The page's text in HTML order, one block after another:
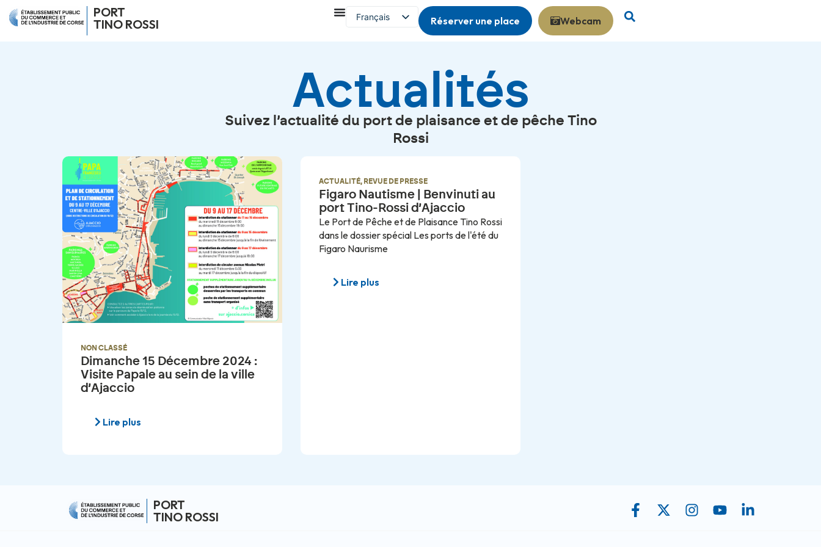
PORT
TINO ROSSI
Français
Réserver une place Webcam
Actualités
Suivez l’actualité du port de plaisance et de pêche Tino
Rossi
NON CLASSÉ
Dimanche 15 Décembre 2024 :
Visite Papale au sein de la ville
d’Ajaccio
Lire plus
ACTUALITÉ, REVUE DE PRESSE
Figaro Nautisme | Benvinuti au
port Tino-Rossi d’Ajaccio
Le Port de Pêche et de Plaisance Tino Rossi
dans le dossier spécial Les ports de l'été du
Figaro Naurisme
Lire plus
PORT
TINO ROSSI